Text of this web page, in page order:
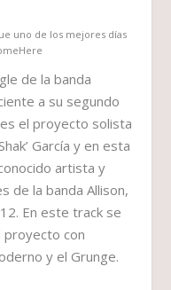
uno de los mejores días
de la banda
a su segundo
es el proyecto solista
García y en esta
artista y
de la banda Allison,
En este track se
proyecto con
y el Grunge.